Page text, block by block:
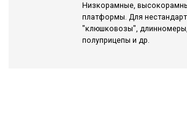
Низкорамные,
платформы. Для
"клюшковозы",
полуприцепы и др.